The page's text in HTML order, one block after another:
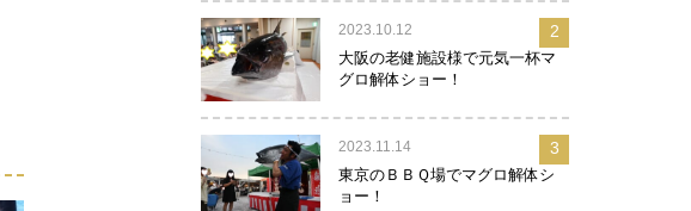
2023.10.12
大阪の老健施設様で元気一杯マ
グロ解体ショー！
2
2023.11.14
東京のＢＢＱ場でマグロ解体シ
ョー！
3